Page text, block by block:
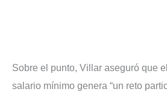
Sobre el punto, Villar aseguró que
salario mínimo genera “un reto